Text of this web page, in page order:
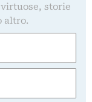
storie
altro.